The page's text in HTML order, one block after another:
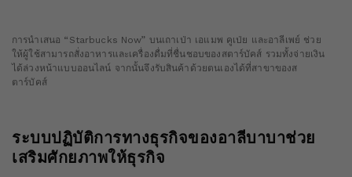
การนำเสนอ “Starbucks Now” บนเถาเป่า เอแมพ คูเป่ย และอาลีเพย์ ช่วย
ให้ผู้ใช้สามารถสั่งอาหารและเครื่องดื่มที่ชื่นชอบของสตาร์บัคส์ รวมทั้งจ่ายเงิน
ได้ล่วงหน้าแบบออนไลน์ จากนั้นจึงรับสินค้าด้วยตนเองได้ที่สาขาของส
ตาร์บัคส์
ระบบปฏิบัติการทางธุรกิจของอาลีบาบาช่วย
เสริมศักยภาพให้ธุรกิจ